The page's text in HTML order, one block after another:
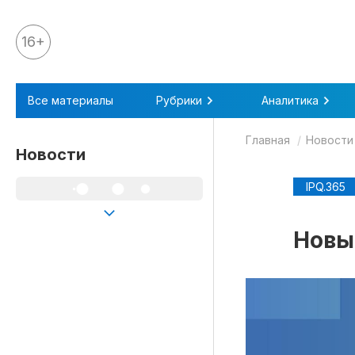
Все материалы
Аналитика
Аналитика
16+
Все материалы Рубрики Аналитика
Новости
Главная Новости
IPQ.365